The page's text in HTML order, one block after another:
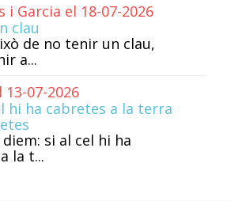
i Garcia el 18-07-2026
clau
de no tenir un clau,
a...
13-07-2026
hi ha cabretes a la terra
si al cel hi ha
la t...